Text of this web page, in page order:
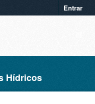
Entrar
Hídricos